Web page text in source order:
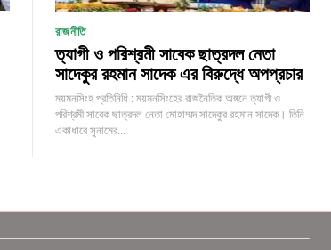
রাজনীতি
ত্যাগী ও পরিশ্রমী সাবেক ছাত্রদল নেতা
সাদেকুর রহমান সাদেক এর বিরুদ্ধে অপপ্রচার
ময়মনসিংহ প্রতিনিধি : ময়মনসিংহের রাজনৈতিক অঙ্গনে ত্যাগী ও
পরিশ্রমী সাবেক ছাত্রদল নেতা মোহাম্মদ সাদেকুর রহমান সাদেক। তিনি
একাধারে সুনামের...